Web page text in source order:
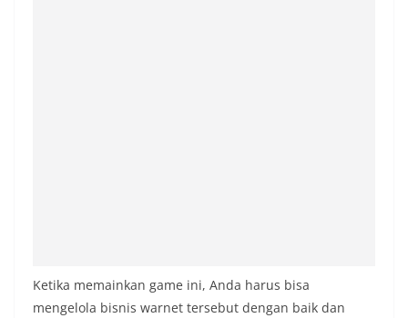
Ketika memainkan game ini, Anda harus bisa
mengelola bisnis warnet tersebut dengan baik dan